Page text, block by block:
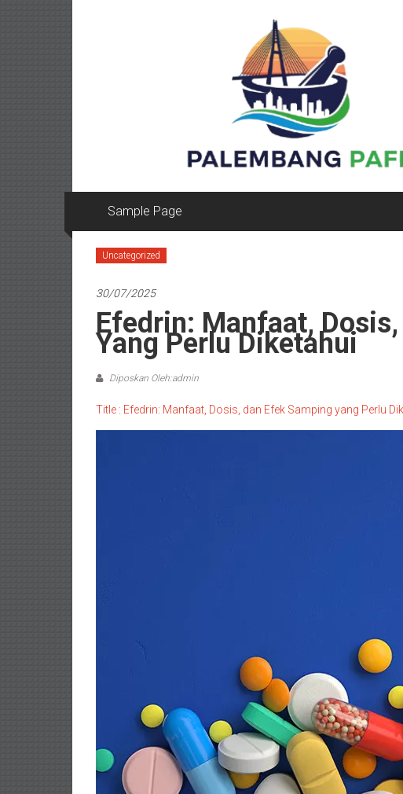
Sample Page
Uncategorized
30/07/2025
Efedrin: Manfaat,
Yang Perlu Diketahui
Diposkan Oleh:admin
Title : Efedrin: Manfaat, Dosis, dan Efek Samping yang Perlu